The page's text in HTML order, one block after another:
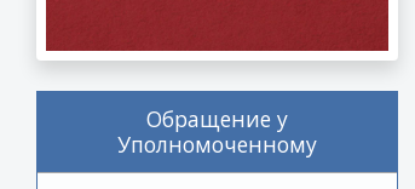
Обращение у
Уполномоченному